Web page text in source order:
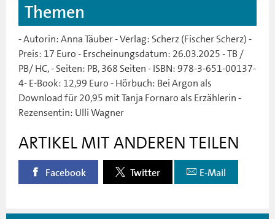
Themen
- Autorin: Anna Täuber - Verlag: Scherz (Fischer Scherz) -
Preis: 17 Euro - Erscheinungsdatum: 26.03.2025 - TB /
PB/ HC, - Seiten: PB, 368 Seiten - ISBN: 978-3-651-00137-
4- E-Book: 12,99 Euro - Hörbuch: Bei Argon als
Download für 20,95 mit Tanja Fornaro als Erzählerin -
Rezensentin: Ulli Wagner
ARTIKEL MIT ANDEREN TEILEN
Facebook Twitter E-Mail